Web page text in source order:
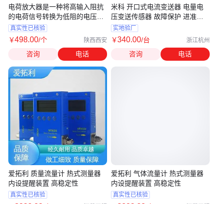
电荷放大器是一种将高输入阻抗
的电荷信号转换为低阻的电压信
号
真实性已核验
￥498.00/个 陕西西安
咨询 电话
爱拓利 质量流量计 热式测量器
内设提醒装置 高稳定性
真实性已核验
米科 开口式电流变送器 电量电
压变送传感器 故障保护 进准稳
定耐用
实地验厂
￥340.00/台 浙江杭州
咨询 电话
爱拓利 气体流量计 热式测量器
内设提醒装置 高稳定性
真实性已核验